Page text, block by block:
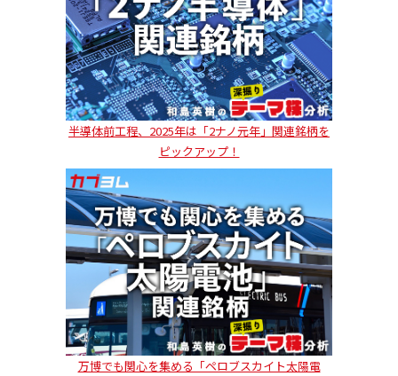
半導体前工程、2025年は「2ナノ元年」関連銘柄を
ピックアップ！
万博でも関心を集める「ペロブスカイト太陽電